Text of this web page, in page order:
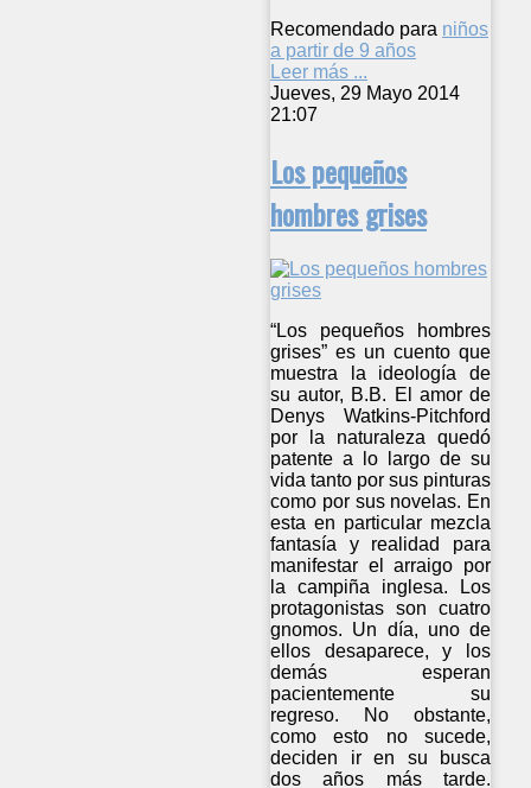
Recomendado para niños
a partir de 9 años
Leer más ...
Jueves, 29 Mayo 2014
21:07
Los pequeños
hombres grises
“Los pequeños hombres
grises” es un cuento que
muestra la ideología de
su autor, B.B. El amor de
Denys Watkins-Pitchford
por la naturaleza quedó
patente a lo largo de su
vida tanto por sus pinturas
como por sus novelas. En
esta en particular mezcla
fantasía y realidad para
manifestar el arraigo por
la campiña inglesa. Los
protagonistas son cuatro
gnomos. Un día, uno de
ellos desaparece, y los
demás esperan
pacientemente su
regreso. No obstante,
como esto no sucede,
deciden ir en su busca
dos años más tarde.